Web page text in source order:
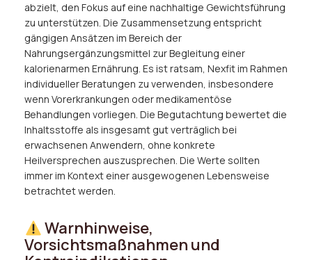
abzielt, den Fokus auf eine nachhaltige Gewichtsführung
zu unterstützen. Die Zusammensetzung entspricht
gängigen Ansätzen im Bereich der
Nahrungsergänzungsmittel zur Begleitung einer
kalorienarmen Ernährung. Es ist ratsam, Nexfit im Rahmen
individueller Beratungen zu verwenden, insbesondere
wenn Vorerkrankungen oder medikamentöse
Behandlungen vorliegen. Die Begutachtung bewertet die
Inhaltsstoffe als insgesamt gut verträglich bei
erwachsenen Anwendern, ohne konkrete
Heilversprechen auszusprechen. Die Werte sollten
immer im Kontext einer ausgewogenen Lebensweise
betrachtet werden.
Warnhinweise,
Vorsichtsmaßnahmen und